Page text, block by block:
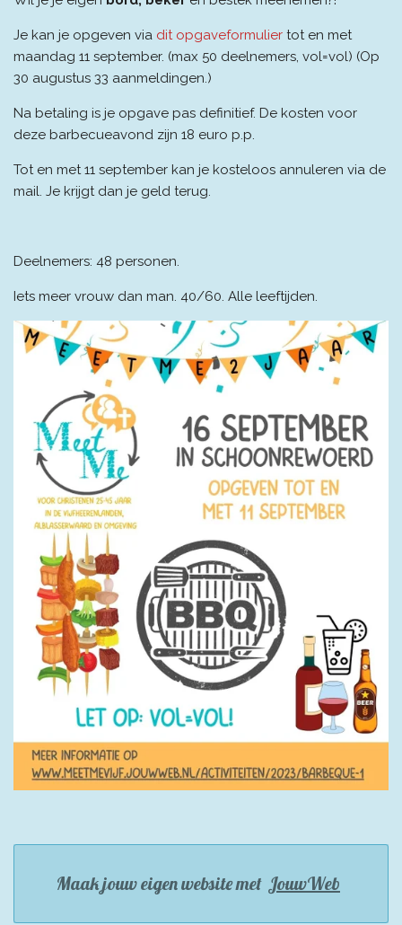
Je kan je opgeven via dit opgaveformulier tot en met
maandag 11 september. (max 50 deelnemers, vol=vol) (Op
30 augustus 33 aanmeldingen.)
Na betaling is je opgave pas definitief. De kosten voor
deze barbecueavond zijn 18 euro p.p.
Tot en met 11 september kan je kosteloos annuleren via de
mail. Je krijgt dan je geld terug.
Deelnemers: 48 personen.
Iets meer vrouw dan man. 40/60. Alle leeftijden.
Maak jouw eigen website met JouwWeb